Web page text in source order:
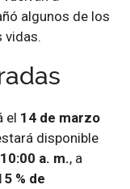
algunos de los
vidas.
el 14 de marzo
disponible
10:00 a. m., a
% de